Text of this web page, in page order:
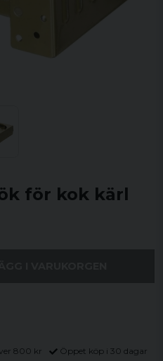
för kok kärl
800 kr Öppet köp i 30 dagar